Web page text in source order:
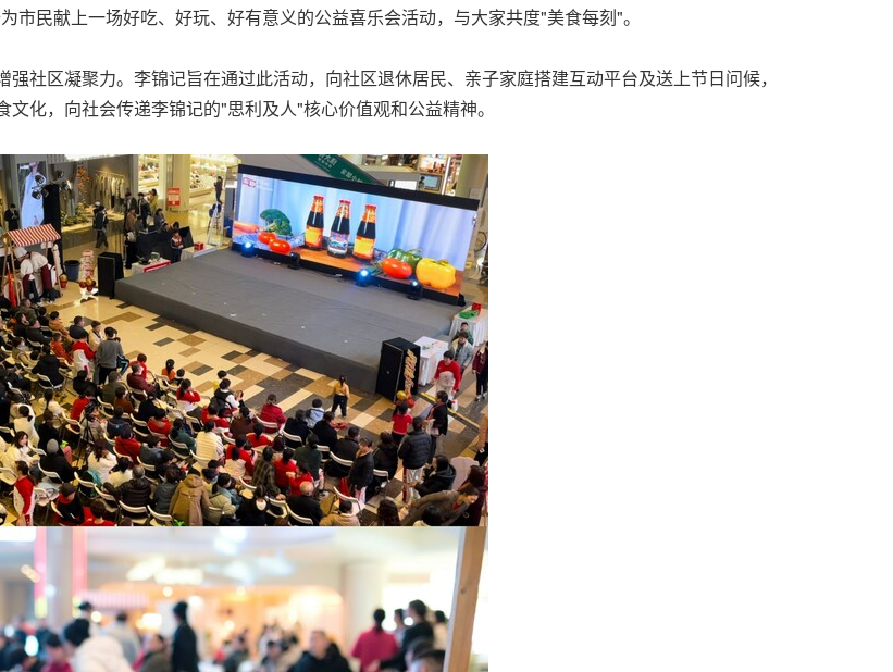
民献上一场好吃、好玩、好有意义的公益喜乐会活动，与大家共度"美食每刻"。
社区凝聚力。李锦记旨在通过此活动，向社区退休居民、亲子家庭搭建互动平台及送上节日问候，
化，向社会传递李锦记的"思利及人"核心价值观和公益精神。